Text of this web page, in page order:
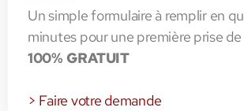
Un simple formulaire à remplir en
minutes pour une première prise
100% GRATUIT
> Faire votre demande